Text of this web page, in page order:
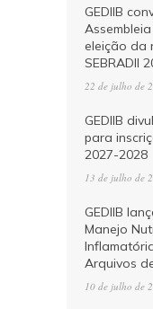
GEDIIB
eleição da
SEBRADII
22 de julho de
GEDIIB
para
2027-2028
13 de julho de
GEDIIB
Manejo
Arquivos
10 de julho de